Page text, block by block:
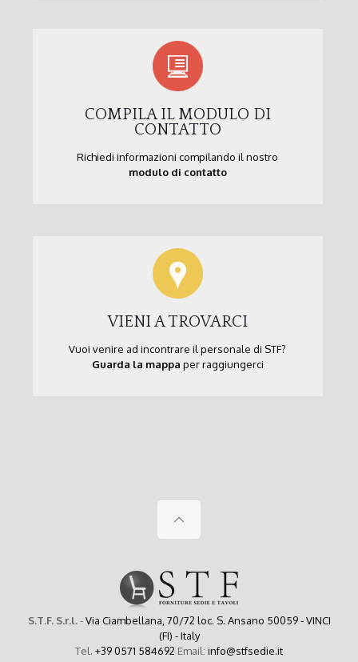
COMPILA IL MODULO DI
CONTATTO
Richiedi informazioni compilando il nostro
modulo di contatto
VIENI A TROVARCI
Vuoi venire ad incontrare il personale di STF?
Guarda la mappa per raggiungerci
S.T.F. S.r.l.-Via Ciambellana, 70/72 loc. S. Ansano 50059 - VINCI
(FI) - Italy
Tel. +39 0571 584692 Email: info@stfsedie.it